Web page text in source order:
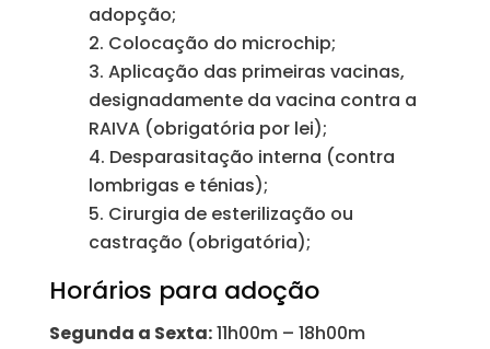
adopção;
Colocação do microchip;
Aplicação das primeiras vacinas,
designadamente da vacina contra a
RAIVA (obrigatória por lei);
Desparasitação interna (contra
lombrigas e ténias);
Cirurgia de esterilização ou
castração (obrigatória);
Horários para adoção
Segunda a Sexta:11h00m – 18h00m